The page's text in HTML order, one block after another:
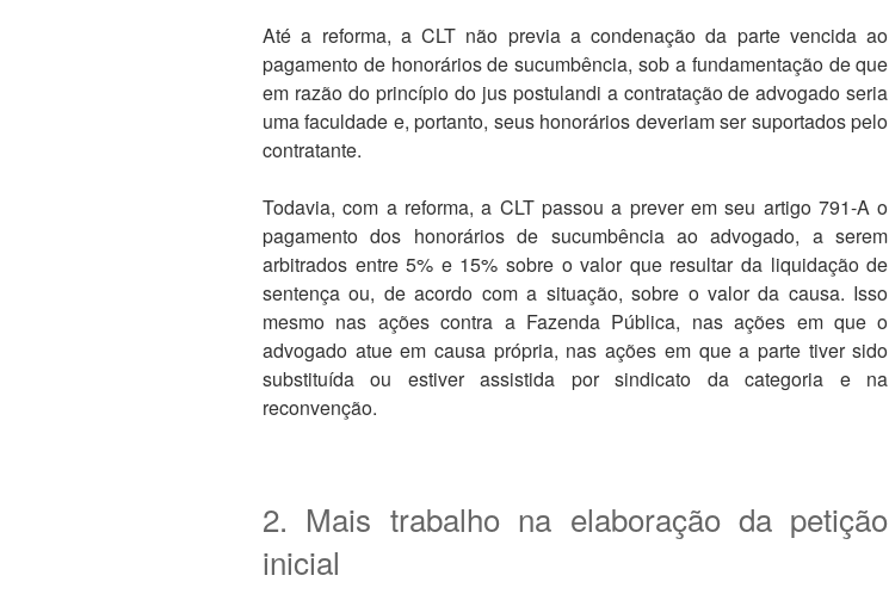
Até a reforma, a CLT não previa a condenação da parte vencida ao
pagamento de honorários de sucumbência, sob a fundamentação de que
em razão do princípio do jus postulandi a contratação de advogado seria
uma faculdade e, portanto, seus honorários deveriam ser suportados pelo
contratante.
Todavia, com a reforma, a CLT passou a prever em seu artigo 791-A o
pagamento dos honorários de sucumbência ao advogado, a serem
arbitrados entre 5% e 15% sobre o valor que resultar da liquidação de
sentença ou, de acordo com a situação, sobre o valor da causa. Isso
mesmo nas ações contra a Fazenda Pública, nas ações em que o
advogado atue em causa própria, nas ações em que a parte tiver sido
substituída ou estiver assistida por sindicato da categoria e na
reconvenção.
2. Mais trabalho na elaboração da petição
inicial